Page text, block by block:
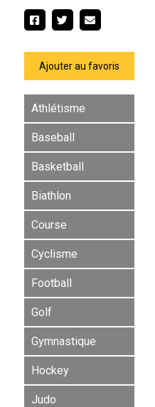
Ajouter au favoris
Athlétisme
Baseball
Basketball
Biathlon
Course
Cyclisme
Football
Golf
Gymnastique
Hockey
Judo